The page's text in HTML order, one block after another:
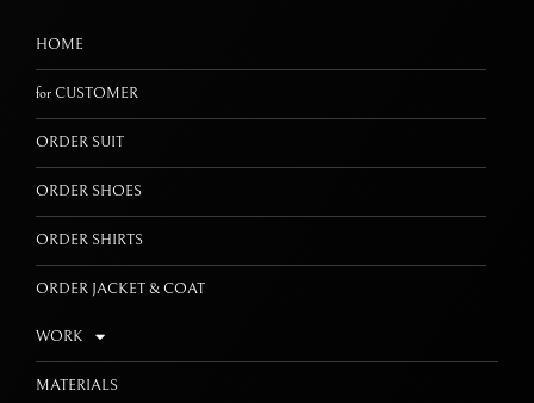
HOME
for CUSTOMER
ORDER SUIT
ORDER SHOES
ORDER SHIRTS
ORDER JACKET & COAT
WORK
MATERIALS